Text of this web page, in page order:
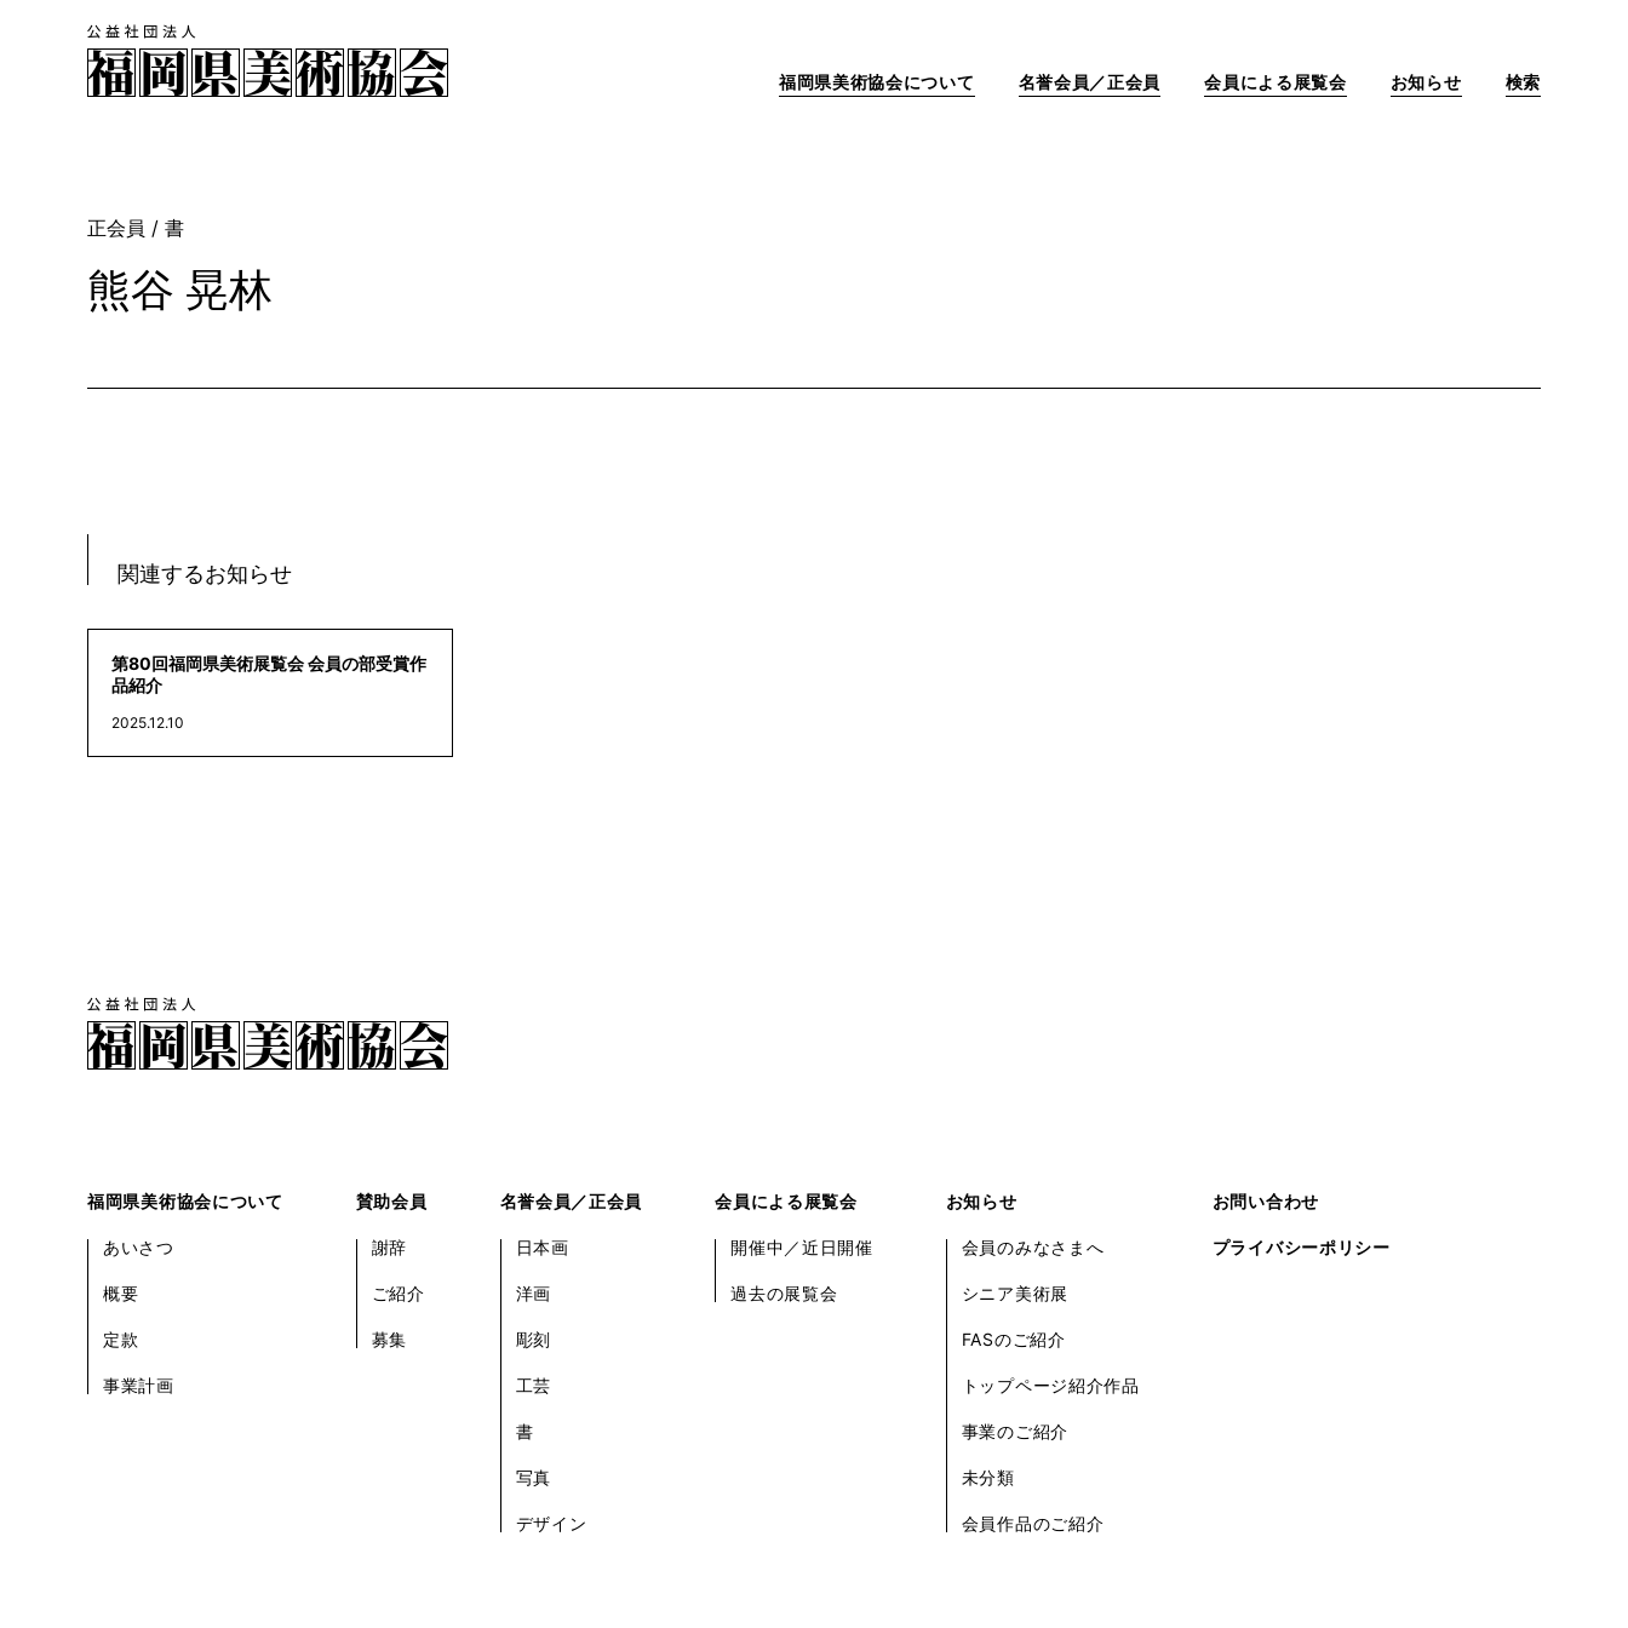
福岡県美術協会について 名誉会員／正会員 会員による展覧会 お知らせ 検索
正会員 / 書
熊谷 晃林
関連するお知らせ
第80回福岡県美術展覧会 会員の部受賞作
品紹介
2025.12.10
福岡県美術協会について
あいさつ
概要
定款
事業計画
賛助会員
謝辞
ご紹介
募集
名誉会員／正会員
日本画
洋画
彫刻
工芸
書
写真
デザイン
会員による展覧会
開催中／近日開催
過去の展覧会
お知らせ
会員のみなさまへ
シニア美術展
FASのご紹介
トップページ紹介作品
事業のご紹介
未分類
会員作品のご紹介
お問い合わせ
プライバシーポリシー